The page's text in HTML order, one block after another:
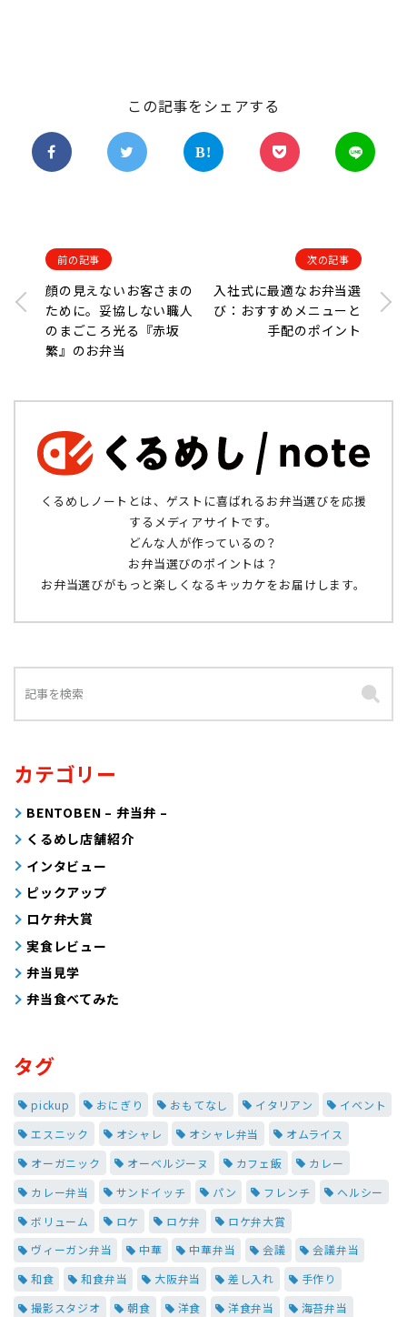
この記事をシェアする
前の記事
顔の見えないお客さまの
ために。妥協しない職人
のまごころ光る『赤坂
繁』のお弁当
次の記事
入社式に最適なお弁当選
び：おすすめメニューと
手配のポイント
くるめしノートとは、ゲストに喜ばれるお弁当選びを応援
するメディアサイトです。
どんな人が作っているの？
お弁当選びのポイントは？
お弁当選びがもっと楽しくなるキッカケをお届けします。
カテゴリー
BENTOBEN – 弁当弁 –
くるめし店舗紹介
インタビュー
ピックアップ
ロケ弁大賞
実食レビュー
弁当見学
弁当食べてみた
タグ
pickup おにぎり おもてなし イタリアン
イベント
エスニック
オシャレ オシャレ弁当
オムライス
オーガニック
オーベルジーヌ カフェ飯
カレー
カレー弁当
サンドイッチ パン フレンチ
ヘルシー
ボリューム
ロケ ロケ弁
ロケ弁大賞
ヴィーガン弁当
中華 中華弁当 会議
会議弁当
和食
和食弁当 大阪弁当 差し入れ
手作り
撮影スタジオ
朝食 洋食 洋食弁当
海苔弁当